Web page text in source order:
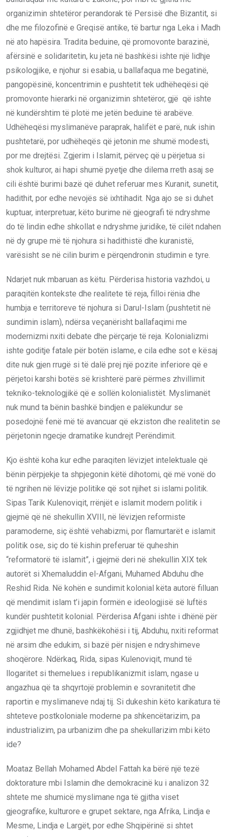
organizimin shtetëror perandorak të Persisë dhe Bizantit, si
dhe me filozofinë e Greqisë antike, të bartur nga Leka i Madh
në ato hapësira. Tradita beduine, që promovonte barazinë,
afërsinë e solidaritetin, ku jeta në bashkësi ishte një lidhje
psikologjike, e njohur si esabia, u ballafaqua me begatinë,
pangopësinë, koncentrimin e pushtetit tek udhëheqësi që
promovonte hierarki në organizimin shtetëror, gjë që ishte
në kundërshtim të plotë me jetën beduine të arabëve.
Udhëheqësi myslimanëve paraprak, halifët e parë, nuk ishin
pushtetarë, por udhëheqës që jetonin me shumë modesti,
por me drejtësi. Zgjerim i Islamit, përveç që u përjetua si
shok kulturor, ai hapi shumë pyetje dhe dilema rreth asaj se
cili është burimi bazë që duhet referuar mes Kuranit, sunetit,
hadithit, por edhe nevojës së ixhtihadit. Nga ajo se si duhet
kuptuar, interpretuar, këto burime në gjeografi të ndryshme
do të lindin edhe shkollat e ndryshme juridike, të cilët ndahen
në dy grupe më të njohura si hadithistë dhe kuranistë,
varësisht se në cilin burim e përqendronin studimin e tyre.
Ndarjet nuk mbaruan as këtu. Përderisa historia vazhdoi, u
paraqitën kontekste dhe realitete të reja, filloi rënia dhe
humbja e territoreve të njohura si Darul-Islam (pushtetit në
sundimin islam), ndërsa veçanërisht ballafaqimi me
modernizmi nxiti debate dhe përçarje të reja. Kolonializmi
ishte goditje fatale për botën islame, e cila edhe sot e kësaj
dite nuk gjen rrugë si të dalë prej një pozite inferiore që e
përjetoi karshi botës së krishterë parë përmes zhvillimit
tekniko-teknologjikë që e sollën kolonialistët. Myslimanët
nuk mund ta bënin bashkë bindjen e palëkundur se
posedojnë fenë më të avancuar që ekziston dhe realitetin se
përjetonin ngecje dramatike kundrejt Perëndimit.
Kjo është koha kur edhe paraqiten lëvizjet intelektuale që
bënin përpjekje ta shpjegonin këtë dihotomi, që më vonë do
të ngrihen në lëvizje politike që sot njihet si islami politik.
Sipas Tarik Kulenoviqit, rrënjët e islamit modern politik i
gjejmë që në shekullin XVIII, në lëvizjen reformiste
paramoderne, siç është vehabizmi, por flamurtarët e islamit
politik ose, siç do të kishin preferuar të quheshin
“reformatorë të islamit”, i gjejmë deri në shekullin XIX tek
autorët si Xhemaluddin el-Afgani, Muhamed Abduhu dhe
Reshid Rida. Në kohën e sundimit kolonial këta autorë filluan
që mendimit islam t’i japin formën e ideologjisë së luftës
kundër pushtetit kolonial. Përderisa Afgani ishte i dhënë për
zgjidhjet me dhunë, bashkëkohësi i tij, Abduhu, nxiti reformat
në arsim dhe edukim, si bazë për nisjen e ndryshimeve
shoqërore. Ndërkaq, Rida, sipas Kulenoviqit, mund të
llogaritet si themelues i republikanizmit islam, ngase u
angazhua që ta shqyrtojë problemin e sovranitetit dhe
raportin e myslimaneve ndaj tij. Si dukeshin këto karikatura të
shteteve postkoloniale moderne pa shkencëtarizim, pa
industrializim, pa urbanizim dhe pa shekullarizim mbi këto
ide?
Moataz Bellah Mohamed Abdel Fattah ka bërë një tezë
doktorature mbi Islamin dhe demokracinë ku i analizon 32
shtete me shumicë myslimane nga të gjitha viset
gjeografike, kulturore e grupet sektare, nga Afrika, Lindja e
Mesme, Lindja e Largët, por edhe Shqipërinë si shtet